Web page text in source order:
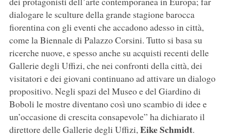
dialogare le sculture della grande stagione barocca
fiorentina con gli eventi che accadono adesso in città,
come la Biennale di Palazzo Corsini. Tutto si basa su
ricerche nuove, e spesso anche su acquisti recenti delle
Gallerie degli Uffizi, che nei confronti della città, dei
visitatori e dei giovani continuano ad attivare un dialogo
propositivo. Negli spazi del Museo e del Giardino di
Boboli le mostre diventano così uno scambio di idee e
un’occasione di crescita consapevole” ha dichiarato il
direttore delle Gallerie degli Uffizi,Eike Schmidt.